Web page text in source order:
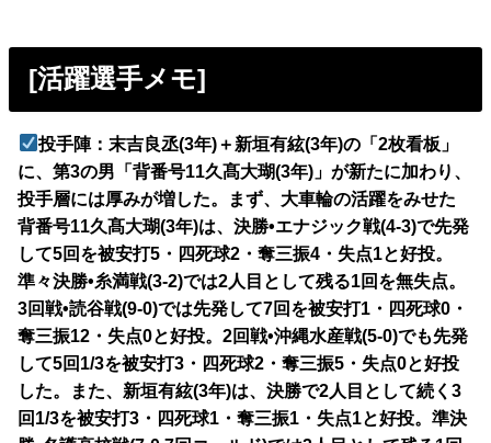
[活躍選手メモ]
投手陣：末吉良丞(3年)＋新垣有絃(3年)の「2枚看板」
に、第3の男「背番号11久髙大瑚(3年)」が新たに加わり、
投手層には厚みが増した。まず、大車輪の活躍をみせた
背番号11久髙大瑚(3年)は、決勝•エナジック戦(4-3)で先発
して5回を被安打5・四死球2・奪三振4・失点1と好投。
準々決勝•糸満戦(3-2)では2人目として残る1回を無失点。
3回戦•読谷戦(9-0)では先発して7回を被安打1・四死球0・
奪三振12・失点0と好投。2回戦•沖縄水産戦(5-0)でも先発
して5回1/3を被安打3・四死球2・奪三振5・失点0と好投
した。また、新垣有絃(3年)は、決勝で2人目として続く3
回1/3を被安打3・四死球1・奪三振1・失点1と好投。準決